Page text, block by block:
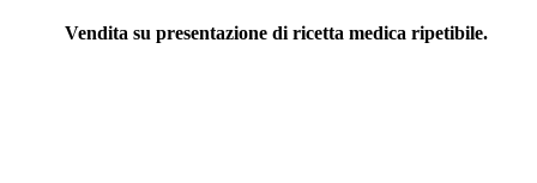
Vendita su presentazione di ricetta medica ripetibile.